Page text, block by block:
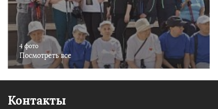
4 фото
Посмотреть все
Контакты